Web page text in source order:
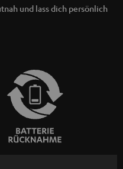
und lass dich persönlich